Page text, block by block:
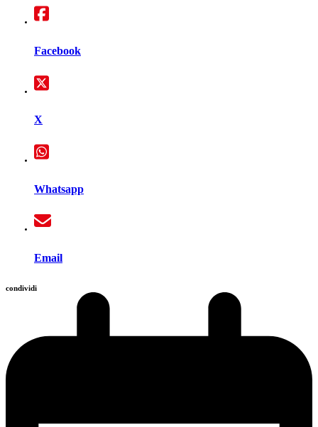
Facebook
X
Whatsapp
Email
condividi